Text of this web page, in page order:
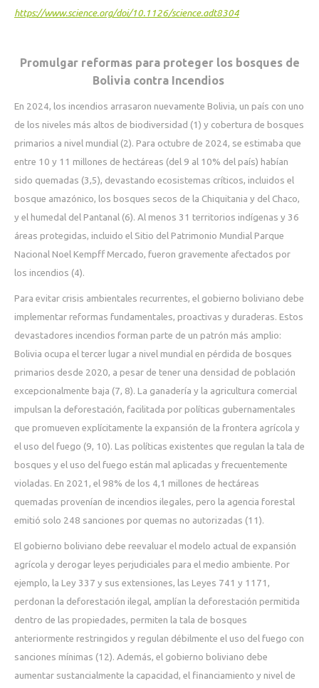
https://www.science.org/doi/10.1126/science.adt8304
Promulgar reformas para proteger los bosques de
Bolivia contra Incendios
En 2024, los incendios arrasaron nuevamente Bolivia, un país con uno
de los niveles más altos de biodiversidad (1) y cobertura de bosques
primarios a nivel mundial (2). Para octubre de 2024, se estimaba que
entre 10 y 11 millones de hectáreas (del 9 al 10% del país) habían
sido quemadas (3,5), devastando ecosistemas críticos, incluidos el
bosque amazónico, los bosques secos de la Chiquitania y del Chaco,
y el humedal del Pantanal (6). Al menos 31 territorios indígenas y 36
áreas protegidas, incluido el Sitio del Patrimonio Mundial Parque
Nacional Noel Kempff Mercado, fueron gravemente afectados por
los incendios (4).
Para evitar crisis ambientales recurrentes, el gobierno boliviano debe
implementar reformas fundamentales, proactivas y duraderas. Estos
devastadores incendios forman parte de un patrón más amplio:
Bolivia ocupa el tercer lugar a nivel mundial en pérdida de bosques
primarios desde 2020, a pesar de tener una densidad de población
excepcionalmente baja (7, 8). La ganadería y la agricultura comercial
impulsan la deforestación, facilitada por políticas gubernamentales
que promueven explícitamente la expansión de la frontera agrícola y
el uso del fuego (9, 10). Las políticas existentes que regulan la tala de
bosques y el uso del fuego están mal aplicadas y frecuentemente
violadas. En 2021, el 98% de los 4,1 millones de hectáreas
quemadas provenían de incendios ilegales, pero la agencia forestal
emitió solo 248 sanciones por quemas no autorizadas (11).
El gobierno boliviano debe reevaluar el modelo actual de expansión
agrícola y derogar leyes perjudiciales para el medio ambiente. Por
ejemplo, la Ley 337 y sus extensiones, las Leyes 741 y 1171,
perdonan la deforestación ilegal, amplían la deforestación permitida
dentro de las propiedades, permiten la tala de bosques
anteriormente restringidos y regulan débilmente el uso del fuego con
sanciones mínimas (12). Además, el gobierno boliviano debe
aumentar sustancialmente la capacidad, el financiamiento y nivel de